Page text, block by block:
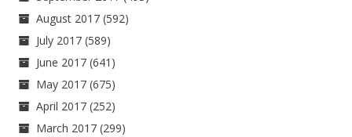
August 2017 (592)
July 2017 (589)
June 2017 (641)
May 2017 (675)
April 2017 (252)
March 2017 (299)